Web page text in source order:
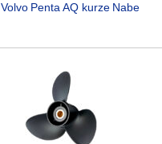
Volvo Penta AQ kurze Nabe